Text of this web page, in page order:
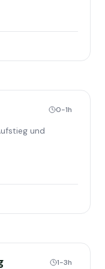
0-1h
und
1-3h